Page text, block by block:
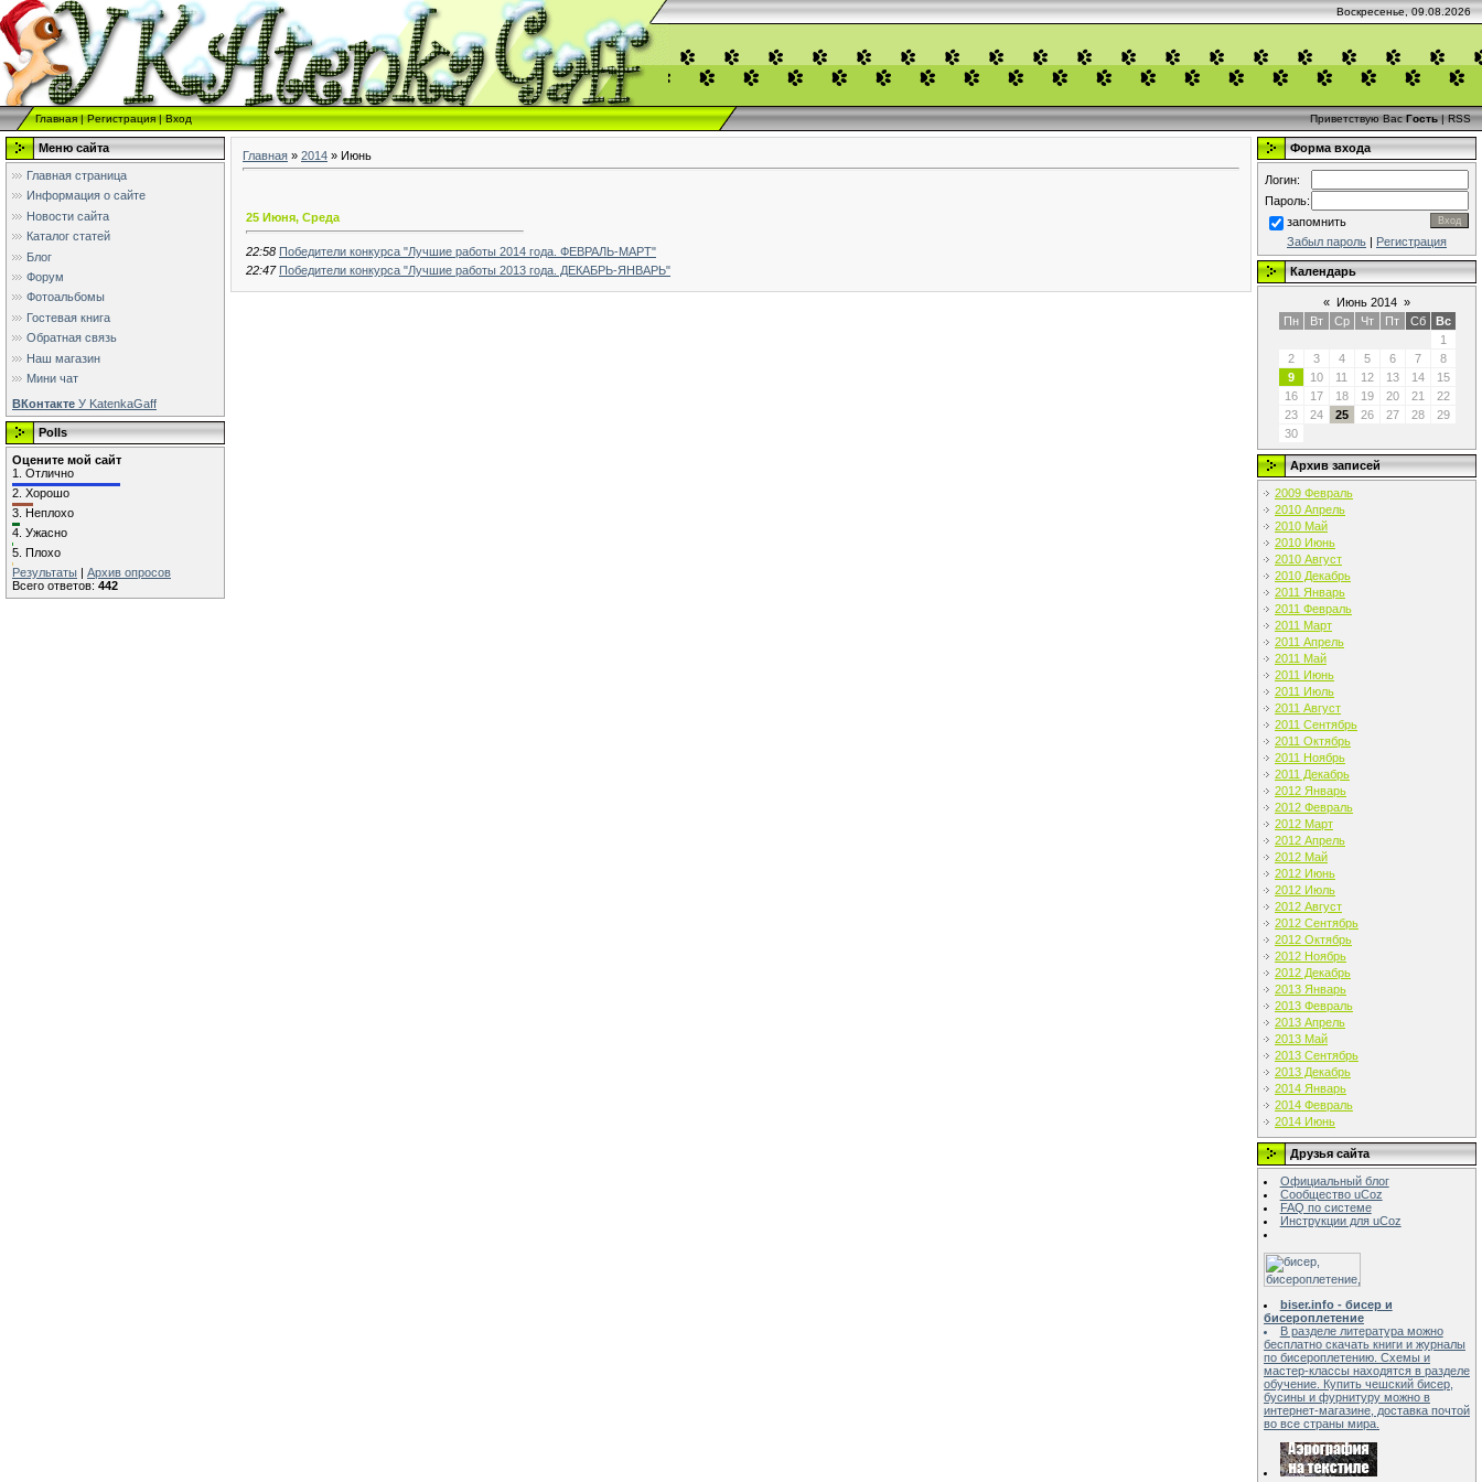
Воскресенье, 09.08.2026
Главная|Регистрация|Вход Приветствую Вас Гость|RSS
Меню сайта
Главная страница
Информация о сайте
Новости сайта
Каталог статей
Блог
Форум
Фотоальбомы
Гостевая книга
Обратная связь
Наш магазин
Мини чат
ВКонтакте У KatenkaGaff
Polls
Оцените мой сайт
1. Отлично
2. Хорошо
3. Неплохо
4. Ужасно
5. Плохо
Результаты | Архив опросов
Всего ответов: 442
Главная » 2014 » Июнь
25 Июня, Среда
22:58 Победители конкурса "Лучшие работы 2014 года. ФЕВРАЛЬ-МАРТ"
22:47 Победители конкурса "Лучшие работы 2013 года. ДЕКАБРЬ-ЯНВАРЬ"
Форма входа
Логин:
Пароль:
запомнить
Забыл пароль | Регистрация
Календарь
« Июнь 2014 »
Пн
Вт Ср Чт Пт Сб
Вс
1
2
3 4 5 6 7
8
9
10 11 12 13 14
15
16
17 18 19 20 21
22
23
24 25 26 27 28
29
30
Архив записей
2009 Февраль
2010 Апрель
2010 Май
2010 Июнь
2010 Август
2010 Декабрь
2011 Январь
2011 Февраль
2011 Март
2011 Апрель
2011 Май
2011 Июнь
2011 Июль
2011 Август
2011 Сентябрь
2011 Октябрь
2011 Ноябрь
2011 Декабрь
2012 Январь
2012 Февраль
2012 Март
2012 Апрель
2012 Май
2012 Июнь
2012 Июль
2012 Август
2012 Сентябрь
2012 Октябрь
2012 Ноябрь
2012 Декабрь
2013 Январь
2013 Февраль
2013 Апрель
2013 Май
2013 Сентябрь
2013 Декабрь
2014 Январь
2014 Февраль
2014 Июнь
Друзья сайта
Официальный блог
Сообщество uCoz
FAQ по системе
Инструкции для uCoz
biser.info - бисер и
бисероплетение
В разделе литература можно
бесплатно скачать книги и журналы
по бисероплетению. Схемы и
мастер-классы находятся в разделе
обучение. Купить чешский бисер,
бусины и фурнитуру можно в
интернет-магазине, доставка почтой
во все страны мира.